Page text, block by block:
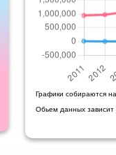
Графики собираются
Обьем данных зависит